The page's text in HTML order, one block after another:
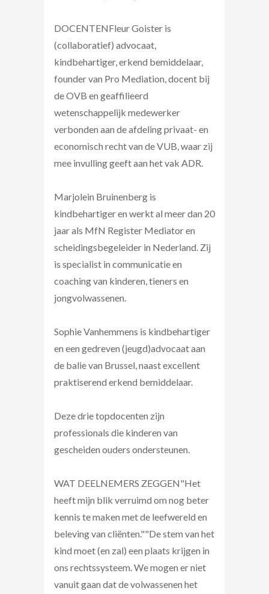
DOCENTENFleur Goister is
(collaboratief) advocaat,
kindbehartiger, erkend bemiddelaar,
founder van Pro Mediation, docent bij
de OVB en geaffilieerd
wetenschappelijk medewerker
verbonden aan de afdeling privaat- en
economisch recht van de VUB, waar zij
mee invulling geeft aan het vak ADR.
Marjolein Bruinenberg is
kindbehartiger en werkt al meer dan 20
jaar als MfN Register Mediator en
scheidingsbegeleider in Nederland. Zij
is specialist in communicatie en
coaching van kinderen, tieners en
jongvolwassenen.
Sophie Vanhemmens is kindbehartiger
en een gedreven (jeugd)advocaat aan
de balie van Brussel, naast excellent
praktiserend erkend bemiddelaar.
Deze drie topdocenten zijn
professionals die kinderen van
gescheiden ouders ondersteunen.
WAT DEELNEMERS ZEGGEN"Het
heeft mijn blik verruimd om nog beter
kennis te maken met de leefwereld en
beleving van cliënten.""De stem van het
kind moet (en zal) een plaats krijgen in
ons rechtssysteem. We mogen er niet
vanuit gaan dat de volwassenen het